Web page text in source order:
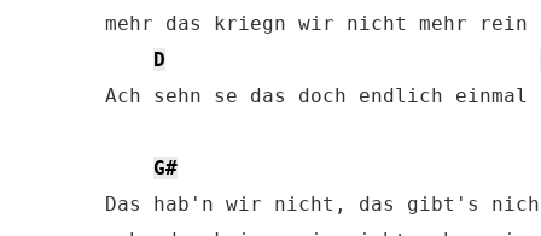
mehr das kriegn wir nicht mehr rein
D
Ach sehn se das doch endlich einmal
G#
Das hab'n wir nicht, das gibt's